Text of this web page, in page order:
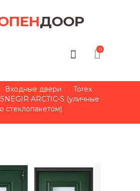
ДООР
0
Входные двери
Torex
SNEGIR ARCTIC-S (уличные
стеклопакетом)